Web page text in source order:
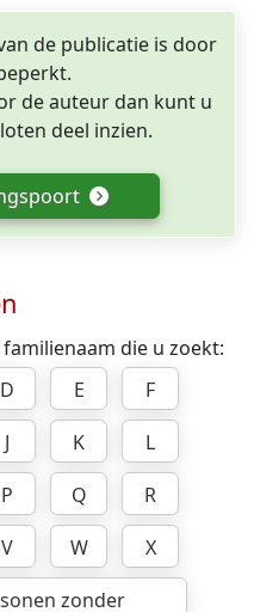
de publicatie is door
de auteur dan kunt u
deel inzien.
die u zoekt:
D E
F
J K
L
P Q
R
V W
X
zonder